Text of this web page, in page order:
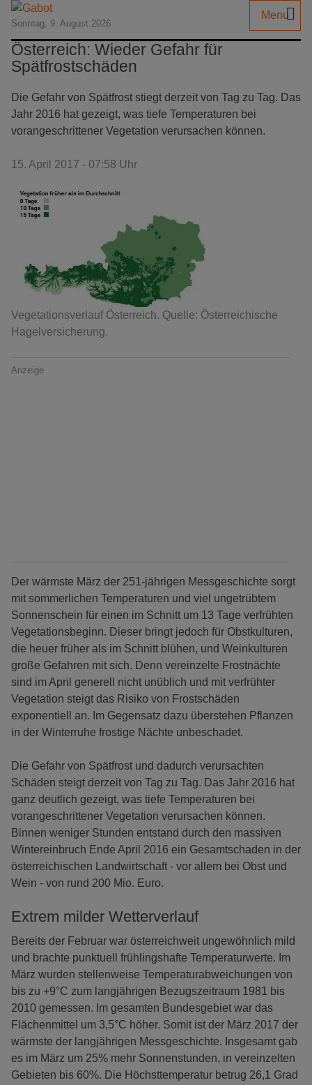
Sonntag, 9. August 2026
Menu
Österreich: Wieder Gefahr für
Spätfrostschäden
Die Gefahr von Spätfrost stiegt derzeit von Tag zu Tag. Das
Jahr 2016 hat gezeigt, was tiefe Temperaturen bei
vorangeschrittener Vegetation verursachen können.
15. April 2017 - 07:58 Uhr
Vegetationsverlauf Österreich. Quelle: Österreichische
Hagelversicherung.
Anzeige
Der wärmste März der 251-jährigen Messgeschichte sorgt
mit sommerlichen Temperaturen und viel ungetrübtem
Sonnenschein für einen im Schnitt um 13 Tage verfrühten
Vegetationsbeginn. Dieser bringt jedoch für Obstkulturen,
die heuer früher als im Schnitt blühen, und Weinkulturen
große Gefahren mit sich. Denn vereinzelte Frostnächte
sind im April generell nicht unüblich und mit verfrühter
Vegetation steigt das Risiko von Frostschäden
exponentiell an. Im Gegensatz dazu überstehen Pflanzen
in der Winterruhe frostige Nächte unbeschadet.
Die Gefahr von Spätfrost und dadurch verursachten
Schäden steigt derzeit von Tag zu Tag. Das Jahr 2016 hat
ganz deutlich gezeigt, was tiefe Temperaturen bei
vorangeschrittener Vegetation verursachen können.
Binnen weniger Stunden entstand durch den massiven
Wintereinbruch Ende April 2016 ein Gesamtschaden in der
österreichischen Landwirtschaft - vor allem bei Obst und
Wein - von rund 200 Mio. Euro.
Extrem milder Wetterverlauf
Bereits der Februar war österreichweit ungewöhnlich mild
und brachte punktuell frühlingshafte Temperaturwerte. Im
März wurden stellenweise Temperaturabweichungen von
bis zu +9°C zum langjährigen Bezugszeitraum 1981 bis
2010 gemessen. Im gesamten Bundesgebiet war das
Flächenmittel um 3,5°C höher. Somit ist der März 2017 der
wärmste der langjährigen Messgeschichte. Insgesamt gab
es im März um 25% mehr Sonnenstunden, in vereinzelten
Gebieten bis 60%. Die Höchsttemperatur betrug 26,1 Grad